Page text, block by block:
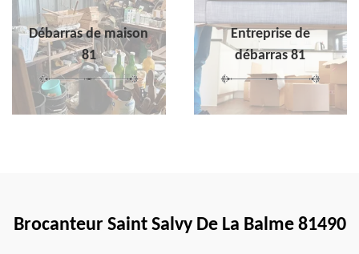
Débarras de maison
81
Entreprise de
débarras 81
Brocanteur Saint Salvy De La Balme 81490